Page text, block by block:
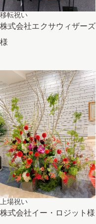
移転祝い
株式会社エクサウィザーズ
様
上場祝い
株式会社イー・ロジット様